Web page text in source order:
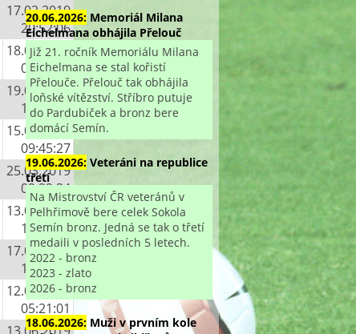
17.02.2019
20:52:06
18.02.2019
09:39:32
19.02.2019
10:47:17
15.03.2019
09:45:27
25.03.2019
02:22:34
13.05.2019
12:08:11
17.05.2019
19:39:03
12.06.2019
05:21:01
20.06.2026: Memoriál Milana
Eichelmana obhájila Přelouč
Již 21. ročník Memoriálu Milana
Eichelmana se stal kořistí
Přelouče. Přelouč tak obhájila
loňské vítězství. Stříbro putuje
do Pardubiček a bronz bere
domácí Semín.
19.06.2026: Veteráni na republice
třetí
Na Mistrovství ČR veteránů v
Pelhřimově bere celek Sokola
Semín bronz. Jedná se tak o třetí
medaili v posledních 5 letech.
2022 - bronz
2023 - zlato
2026 - bronz
18.06.2026: Muži v prvním kole